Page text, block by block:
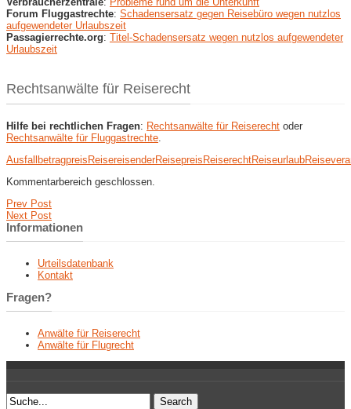
Forum Fluggastrechte: Schadensersatz gegen Reisebüro wegen nutzlos
aufgewendeter Urlaubszeit
Passagierrechte.org: Titel-Schadensersatz wegen nutzlos aufgewendeter
Urlaubszeit
Rechtsanwälte für Reiserecht
Hilfe bei rechtlichen Fragen: Rechtsanwälte für Reiserecht oder
Rechtsanwälte für Fluggastrechte
AusfallbetragpreisReisereisenderReisepreisReiserechtReiseurlaub
Kommentarbereich geschlossen.
Prev Post
Next Post
Informationen
Urteilsdatenbank
Kontakt
Fragen?
Anwälte für Reiserecht
Anwälte für Flugrecht